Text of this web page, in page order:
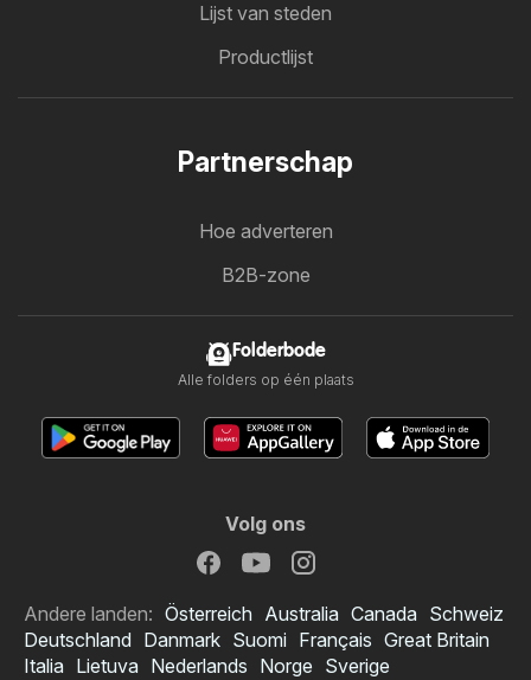
Lijst van steden
Productlijst
Partnerschap
Hoe adverteren
B2B-zone
Folderbode
Alle folders op één plaats
Volg ons
Andere landen: Österreich Australia Canada Schweiz
Deutschland Danmark Suomi Français Great Britain
Italia Lietuva Nederlands Norge Sverige